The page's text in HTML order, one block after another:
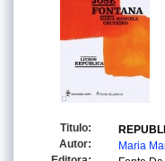
Titulo:
Autor:
Maria